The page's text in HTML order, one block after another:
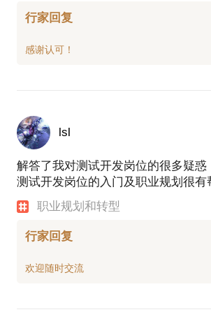
行家回复
lsl
解答了我对测试开发岗位的很多疑惑
测试开发岗位的入门及职业规划很有
职业规划和转型
行家回复